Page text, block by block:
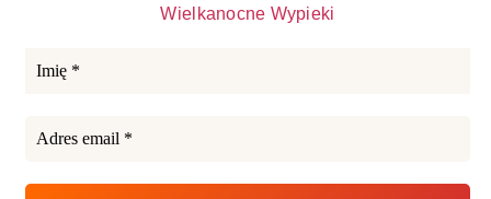
Wielkanocne Wypieki